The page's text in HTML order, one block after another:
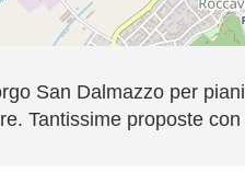
San Dalmazzo per
Tantissime proposte